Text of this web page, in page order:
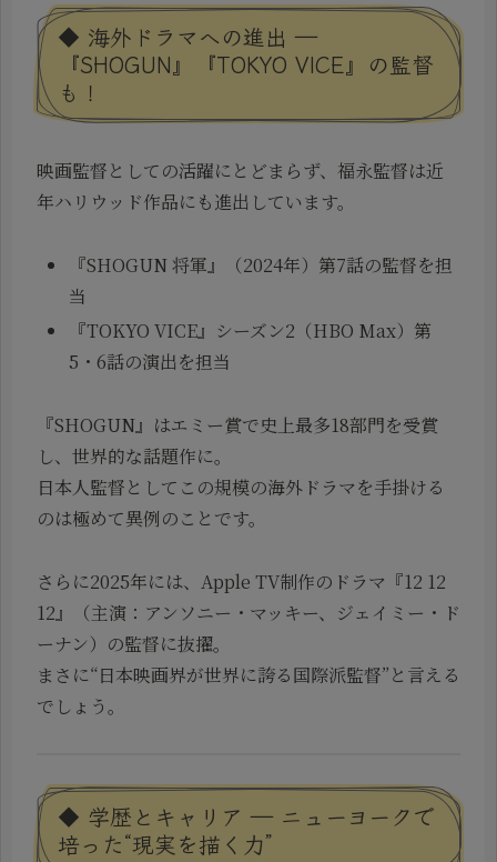
◆ 海外ドラマへの進出 ―
『SHOGUN』『TOKYO VICE』の監督
も！
映画監督としての活躍にとどまらず、福永監督は近
年ハリウッド作品にも進出しています。
『SHOGUN 将軍』（2024年）第7話の監督を担
当
『TOKYO VICE』シーズン2（HBO Max）第
5・6話の演出を担当
『SHOGUN』はエミー賞で史上最多18部門を受賞
し、世界的な話題作に。
日本人監督としてこの規模の海外ドラマを手掛ける
のは極めて異例のことです。
さらに2025年には、Apple TV制作のドラマ『12 12
12』（主演：アンソニー・マッキー、ジェイミー・ド
ーナン）の監督に抜擢。
まさに“日本映画界が世界に誇る国際派監督”と言える
でしょう。
◆ 学歴とキャリア ― ニューヨークで
培った“現実を描く力”